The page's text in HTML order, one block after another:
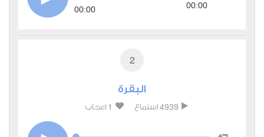
00:00 00:00
2
البقرة
4939 استماع 1 اعجاب